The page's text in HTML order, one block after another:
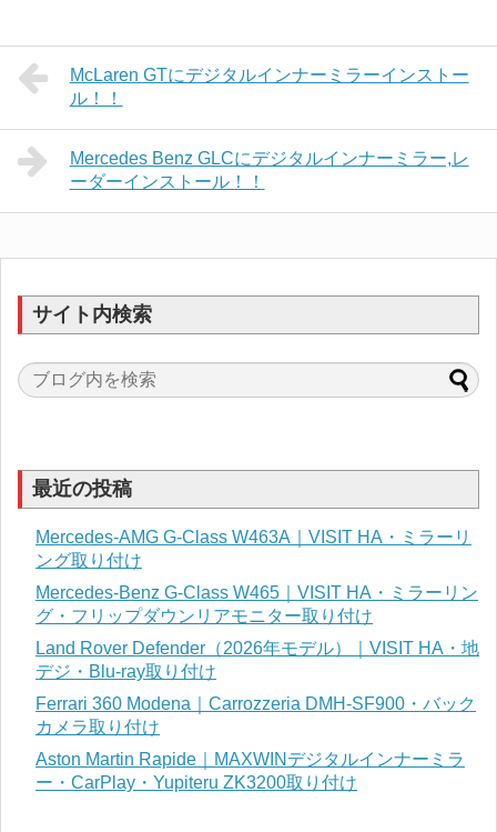
McLaren GTにデジタルインナーミラーインストー
ル！！
Mercedes Benz GLCにデジタルインナーミラー,レ
ーダーインストール！！
サイト内検索
最近の投稿
Mercedes-AMG G-Class W463A｜VISIT HA・ミラーリ
ング取り付け
Mercedes-Benz G-Class W465｜VISIT HA・ミラーリン
グ・フリップダウンリアモニター取り付け
Land Rover Defender（2026年モデル）｜VISIT HA・地
デジ・Blu-ray取り付け
Ferrari 360 Modena｜Carrozzeria DMH-SF900・バック
カメラ取り付け
Aston Martin Rapide｜MAXWINデジタルインナーミラ
ー・CarPlay・Yupiteru ZK3200取り付け